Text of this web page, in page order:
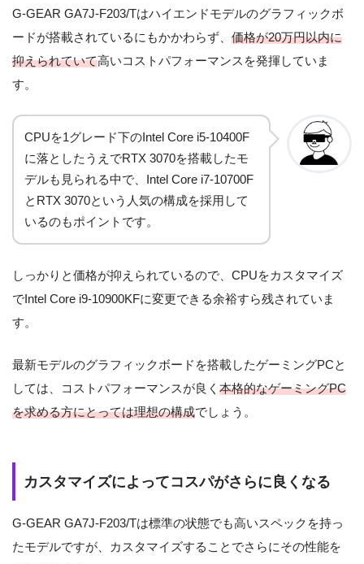
G-GEAR GA7J-F203/Tはハイエンドモデルのグラフィックボ
ードが搭載されているにもかかわらず、 価格が20万円以内に
抑えられていて高いコストパフォーマンスを発揮していま
す。
CPUを1グレード下のIntel Core i5-10400F
に落としたうえでRTX 3070を搭載したモ
デルも見られる中で、Intel Core i7-10700F
とRTX 3070という人気の構成を採用して
いるのもポイントです。
しっかりと価格が抑えられているので、CPUをカスタマイズ
でIntel Core i9-10900KFに変更できる余裕すら残されていま
す。
最新モデルのグラフィックボードを搭載したゲーミングPCと
しては、コストパフォーマンスが良く 本格的なゲーミングPC
を求める方にとっては理想の構成でしょう。
カスタマイズによってコスパがさらに良くなる
G-GEAR GA7J-F203/Tは標準の状態でも高いスペックを持っ
たモデルですが、カスタマイズすることでさらにその性能を